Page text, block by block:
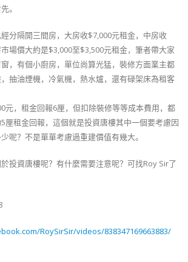
。
分隔開三間房，大房收$7,000元租金，中房收
場價大約是$3,000至$3,500元租金，筆者帶大家
，有個小廚房，單位尚算光猛，裝修方面業主都
抽油煙機，冷氣機，熱水爐，還有碌架床為租客
元，租金回報6厘，但扣除裝修等等成本費用，都
厘租金回報，這個就是投資唐樓其中一個要考慮因
呢？不是單單考慮過重建價值有幾大。
投資唐樓呢？有什麼需要注意呢？可找Roy Sir了
RoySirSir/videos/838347169663883/